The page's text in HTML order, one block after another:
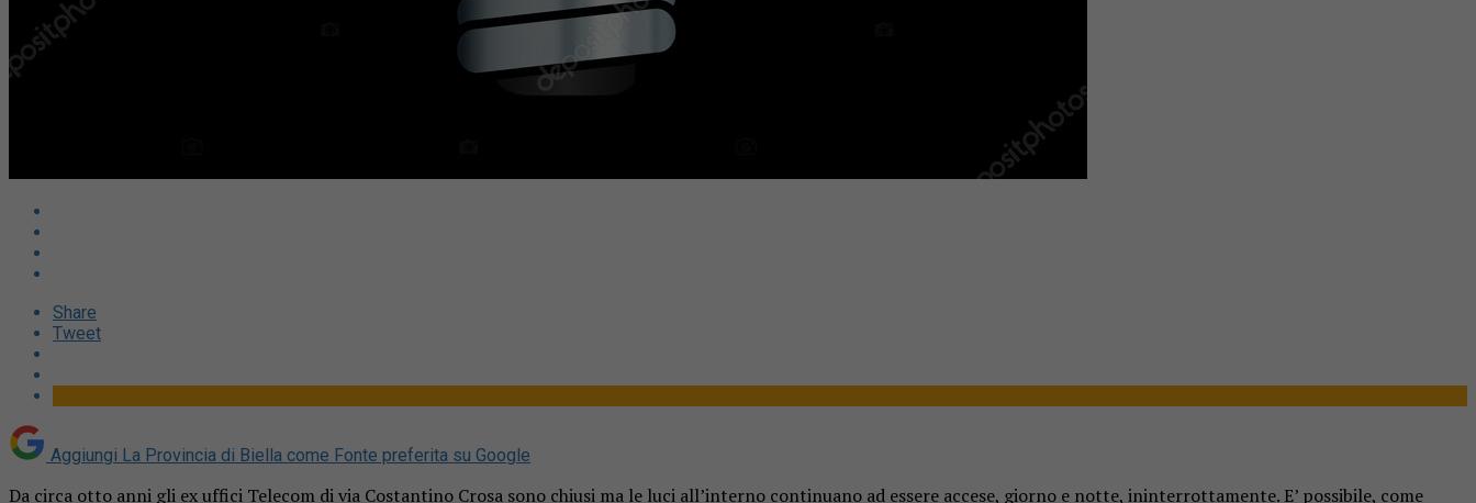
Share
Tweet
Aggiungi La Provincia di Biella come Fonte preferita su Google
Da circa otto anni gli ex uffici Telecom di via Costantino Crosa sono chiusi ma le luci all’interno continuano ad essere accese, giorno e notte, ininterrottamente. E’ possibile, come